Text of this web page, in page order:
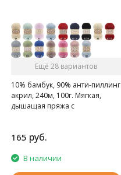
Ещё 28 вариантов
10% бамбук, 90% анти-пиллинг
акрил, 240м, 100г. Мягкая,
дышащая пряжа с
165 руб.
В наличии